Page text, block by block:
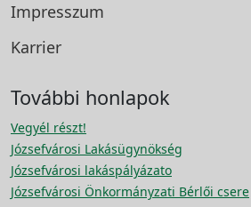
Impresszum
Karrier
További honlapok
Vegyél részt!
Józsefvárosi Lakásügynökség
Józsefvárosi lakáspályázato
Józsefvárosi Önkormányzati Bérlői csere